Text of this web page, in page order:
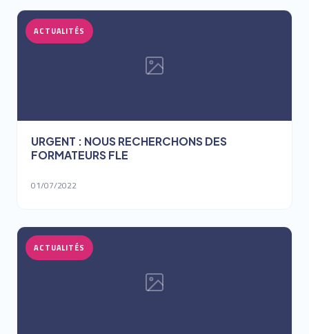
ACTUALITÉS
URGENT : NOUS RECHERCHONS DES
FORMATEURS FLE
01/07/2022
ACTUALITÉS